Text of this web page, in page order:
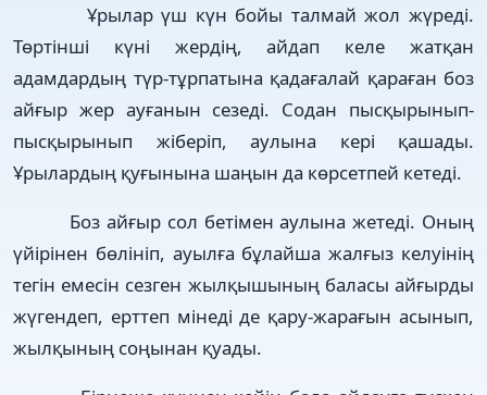
Ұрылар үш күн бойы талмай жол жүреді.
Төртінші күні жердің, айдап келе жатқан
адамдардың түр-тұрпатына қадағалай қараған боз
айғыр жер ауғанын сезеді. Содан пысқырынып-
пысқырынып жіберіп, аулына кері қашады.
Ұрылардың қуғынына шаңын да көрсетпей кетеді.
Боз айғыр сол бетімен аулына жетеді. Оның
үйірінен бөлініп, ауылға бұлайша жалғыз келуінің
тегін емесін сезген жылқышының баласы айғырды
жүгендеп, ерттеп мінеді де қару-жарағын асынып,
жылқының соңынан қуады.